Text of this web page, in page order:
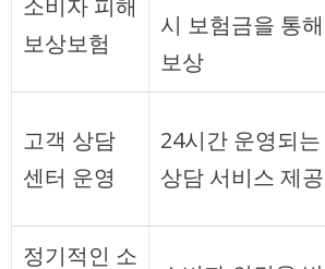
소비자 피해
보상보험
시 보험금을 통해
보상
고객 상담
센터 운영
24시간 운영되는
상담 서비스 제공
정기적인 소